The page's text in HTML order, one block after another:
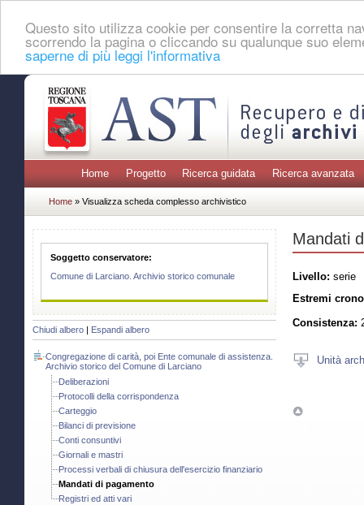
Questo sito utilizza cookie per consentire la corretta
scorrendo la pagina o cliccando su qualunque suo
saperne di più leggi l'informativa
Home Progetto Ricerca guidata Ricerca avanzata
Home » Visualizza scheda complesso archivistico
Soggetto conservatore:
Comune di Larciano. Archivio storico comunale
Chiudi albero Espandi albero
Congregazione di carità, poi Ente comunale di assistenza.
Archivio storico del Comune di Larciano
Deliberazioni
Protocolli della corrispondenza
Carteggio
Bilanci di previsione
Conti consuntivi
Giornali e mastri
Processi verbali di chiusura dell'esercizio finanziario
Mandati di pagamento
Registri ed atti vari
Mandati
Livello: serie
Estremi
Consistenza:
Unità